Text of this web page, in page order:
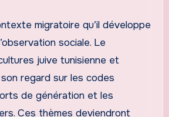
migratoire qu’il développe
sociale. Le
juive tunisienne et
regard sur les codes
de génération et les
Ces thèmes deviendront